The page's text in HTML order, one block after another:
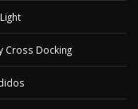
Cross Docking